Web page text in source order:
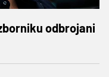
odbrojani